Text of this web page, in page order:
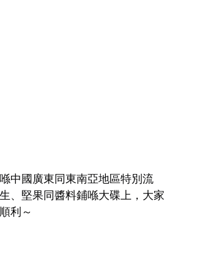
中國廣東同東南亞地區特別流
、堅果同醬料鋪喺大碟上，大家
利～